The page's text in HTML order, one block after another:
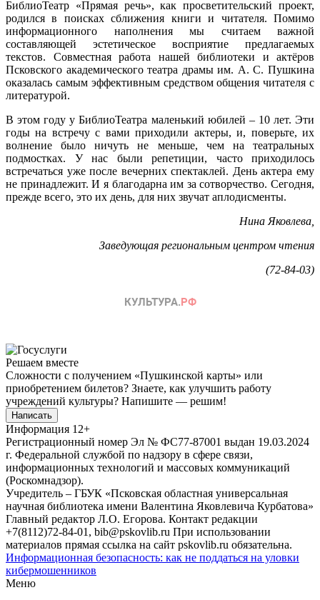
БиблиоТеатр «Прямая речь», как просветительский проект,
родился в поисках сближения книги и читателя. Помимо
информационного наполнения мы считаем важной
составляющей эстетическое восприятие предлагаемых
текстов. Совместная работа нашей библиотеки и актёров
Псковского академического театра драмы им. А. С. Пушкина
оказалась самым эффективным средством общения читателя с
литературой.
В этом году у БиблиоТеатра маленький юбилей – 10 лет. Эти
годы на встречу с вами приходили актеры, и, поверьте, их
волнение было ничуть не меньше, чем на театральных
подмостках. У нас были репетиции, часто приходилось
встречаться уже после вечерних спектаклей. День актера ему
не принадлежит. И я благодарна им за сотворчество. Сегодня,
прежде всего, это их день, для них звучат аплодисменты.
Нина Яковлева,
Заведующая региональным центром чтения
(72-84-03)
Решаем вместе
Сложности с получением «Пушкинской карты» или
приобретением билетов? Знаете, как улучшить работу
учреждений культуры? Напишите — решим!
Написать
Информация 12+
Регистрационный номер Эл № ФС77-87001 выдан 19.03.2024
г. Федеральной службой по надзору в сфере связи,
информационных технологий и массовых коммуникаций
(Роскомнадзор).
Учредитель – ГБУК «Псковская областная универсальная
научная библиотека имени Валентина Яковлевича Курбатова»
Главный редактор Л.О. Егорова. Контакт редакции
+7(8112)72-84-01, bib@pskovlib.ru При использовании
материалов прямая ссылка на сайт pskovlib.ru обязательна.
Информационная безопасность: как не поддаться на уловки
кибермошенников
Меню